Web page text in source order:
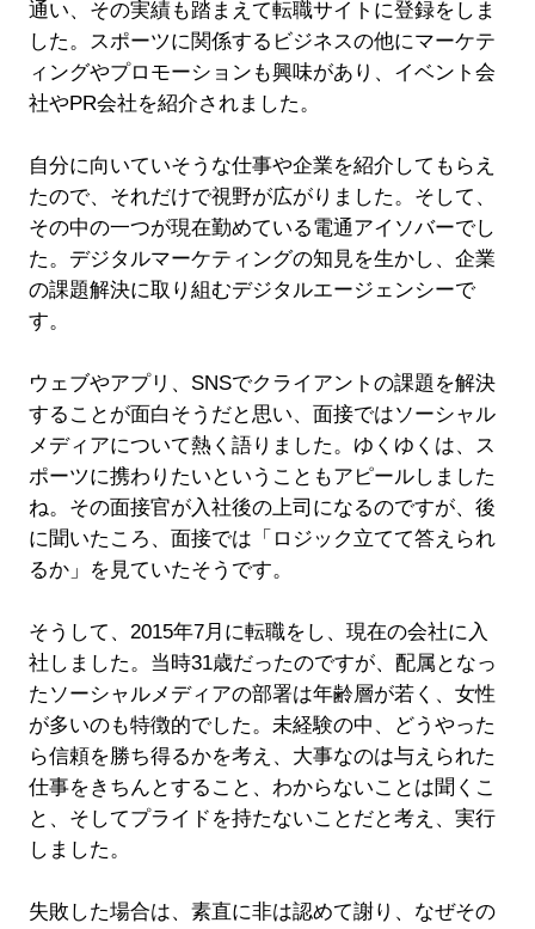
通い、その実績も踏まえて転職サイトに登録をしま
した。スポーツに関係するビジネスの他にマーケテ
ィングやプロモーションも興味があり、イベント会
社やPR会社を紹介されました。
自分に向いていそうな仕事や企業を紹介してもらえ
たので、それだけで視野が広がりました。そして、
その中の一つが現在勤めている電通アイソバーでし
た。デジタルマーケティングの知見を生かし、企業
の課題解決に取り組むデジタルエージェンシーで
す。
ウェブやアプリ、SNSでクライアントの課題を解決
することが面白そうだと思い、面接ではソーシャル
メディアについて熱く語りました。ゆくゆくは、ス
ポーツに携わりたいということもアピールしました
ね。その面接官が入社後の上司になるのですが、後
に聞いたころ、面接では「ロジック立てて答えられ
るか」を見ていたそうです。
そうして、2015年7月に転職をし、現在の会社に入
社しました。当時31歳だったのですが、配属となっ
たソーシャルメディアの部署は年齢層が若く、女性
が多いのも特徴的でした。未経験の中、どうやった
ら信頼を勝ち得るかを考え、大事なのは与えられた
仕事をきちんとすること、わからないことは聞くこ
と、そしてプライドを持たないことだと考え、実行
しました。
失敗した場合は、素直に非は認めて謝り、なぜその